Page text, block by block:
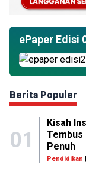
ePaper Edisi
Berita Populer
01
Kisah
Tembus
Penuh
Pendidikan